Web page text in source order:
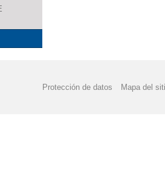
Protección de datos Mapa del